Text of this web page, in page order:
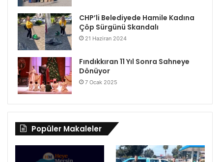
CHP’li Belediyede Hamile Kadına
Çöp Sürgünü Skandalı
21 Haziran 2024
Fındıkkıran 11 Yıl Sonra Sahneye
Dönüyor
7 Ocak 2025
Popüler Makaleler